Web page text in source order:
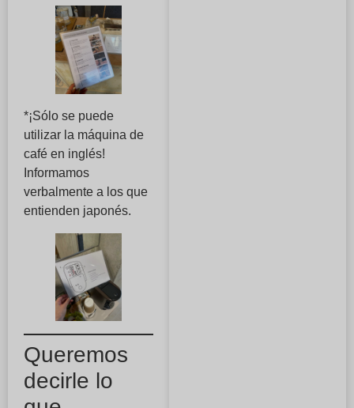
*¡Sólo se puede
utilizar la máquina de
café en inglés!
Informamos
verbalmente a los que
entienden japonés.
Queremos
decirle lo